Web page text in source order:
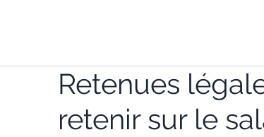
Retenues
retenir sur le